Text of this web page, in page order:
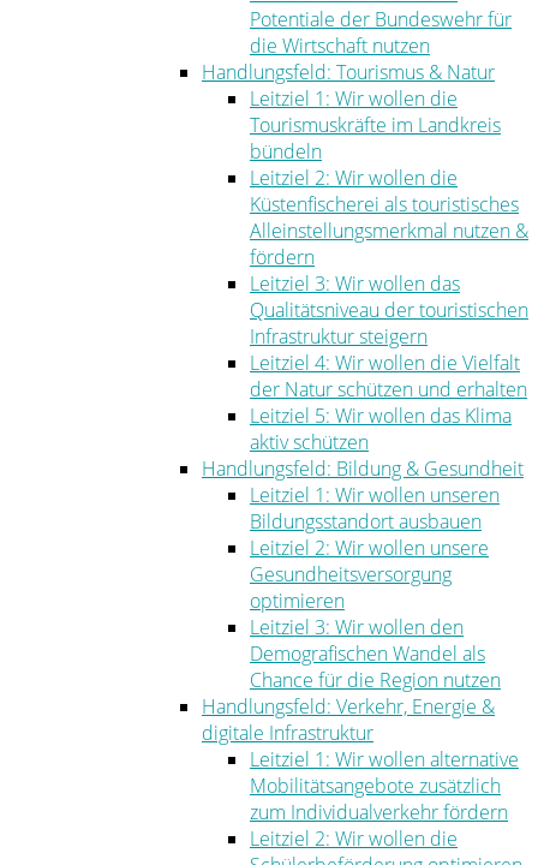
Potentiale der Bundeswehr für
die Wirtschaft nutzen
Handlungsfeld: Tourismus & Natur
Leitziel 1: Wir wollen die
Tourismuskräfte im Landkreis
bündeln
Leitziel 2: Wir wollen die
Küstenfischerei als touristisches
Alleinstellungsmerkmal nutzen &
fördern
Leitziel 3: Wir wollen das
Qualitätsniveau der touristischen
Infrastruktur steigern
Leitziel 4: Wir wollen die Vielfalt
der Natur schützen und erhalten
Leitziel 5: Wir wollen das Klima
aktiv schützen
Handlungsfeld: Bildung & Gesundheit
Leitziel 1: Wir wollen unseren
Bildungsstandort ausbauen
Leitziel 2: Wir wollen unsere
Gesundheitsversorgung
optimieren
Leitziel 3: Wir wollen den
Demografischen Wandel als
Chance für die Region nutzen
Handlungsfeld: Verkehr, Energie &
digitale Infrastruktur
Leitziel 1: Wir wollen alternative
Mobilitätsangebote zusätzlich
zum Individualverkehr fördern
Leitziel 2: Wir wollen die